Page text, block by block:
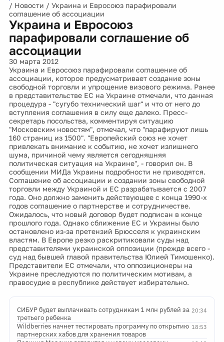
/ Новости / Украина и Евросоюз парафировали
соглашение об ассоциации
Украина и Евросоюз
парафировали соглашение об
ассоциации
30 марта 2012
Украина и Евросоюз парафировали соглашение об
ассоциации, которое предусматривает создание зоны
свободной торговли и упрощение визового режима. Ранее
в представительстве ЕС на Украине отмечали, что данная
процедура - "сугубо технический шаг" и что от него до
вступления соглашения в силу еще далеко. Пресс-
секретарь посольства, комментируя ситуацию
"Московским новостям", отмечал, что "парафируют лишь
160 страниц из 1500". "Европейский союз не хочет
привлекать внимание к событию, не хочет излишнего
шума, причиной чему является сегодняшняя
политическая ситуация на Украине", - говорил он. В
сообщении МИДа Украины подробности не приводятся.
Соглашение об ассоциации и создании зоны свободной
торговли между Украиной и ЕС разрабатывается с 2007
года. Оно должно заменить действующее с конца 1990-х
годов соглашение о партнерстве и сотрудничестве.
Ожидалось, что новый договор будет подписан в конце
прошлого года. Однако сближение ЕС и Украины было
остановлено из-за претензий Брюсселя к украинским
властям. В Европе резко раскритиковали суды над
представителями украинской оппозиции (прежде всего -
суд над бывшей главой правительства Юлией Тимошенко).
Представители ЕС отмечали, что оппозиционеры на
Украине преследуются по политическим мотивам, а
правосудие в республике действует избирательно.
20:34
СИБУР будет выплачивать сотрудникам 1 млн рублей за
третьего ребенка
18:53
Wildberries начнет тестировать программу по открытию
партнерских хабов для хранения товаров